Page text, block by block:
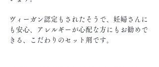
ヴィーガン認定もされたそうで、妊婦さんに
も安心、アレルギーが心配な方にもお勧めで
きる、こだわりのセット剤です。